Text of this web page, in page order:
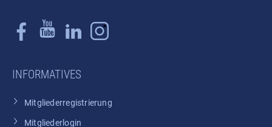
INFORMATIVES
Mitgliederregistrierung
Mitgliederlogin